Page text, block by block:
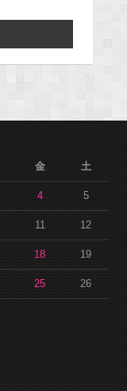
金 土
4 5
11 12
18 19
25 26